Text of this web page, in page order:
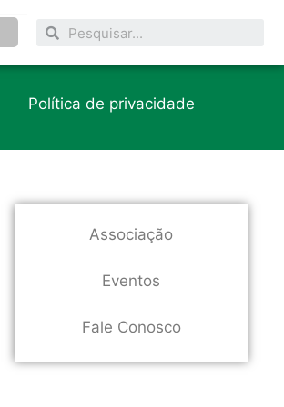
Política de privacidade
Associação
Eventos
Fale Conosco